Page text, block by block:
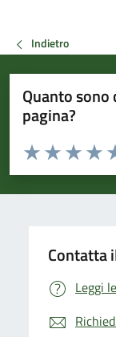
Indietro
Quanto
pagina?
Valuta da 1 a 5
Valuta 3
Valuta 2
Valuta 1 stelle
Contatta
Leggi